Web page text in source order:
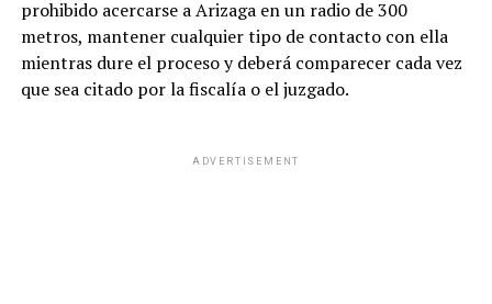
prohibido acercarse a Arizaga en un radio de 300
metros, mantener cualquier tipo de contacto con ella
mientras dure el proceso y deberá comparecer cada vez
que sea citado por la fiscalía o el juzgado.
ADVERTISEMENT